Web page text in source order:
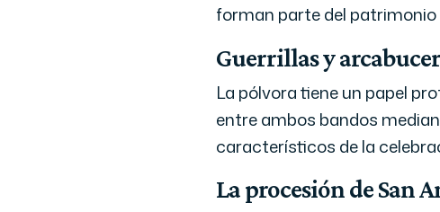
forman parte del
Guerrillas y
La pólvora tiene un papel
entre ambos bandos
característicos de la
La procesión de San